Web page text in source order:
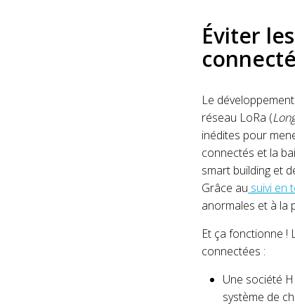
Éviter
Le
réseau LoRa (
inédites pour
connectés et la
smart building et
Grâce au suivi en
anormales et à la
Et ça fonctionne !
connectées :
Une société
système de